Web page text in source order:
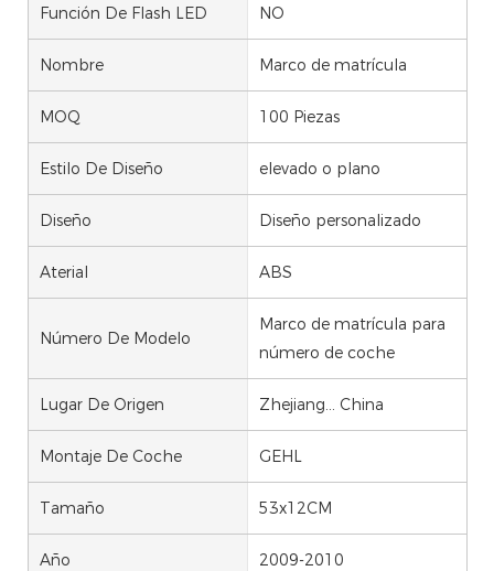
Función De Flash LED NO
Nombre Marco de matrícula
MOQ 100 Piezas
Estilo De Diseño elevado o plano
Diseño Diseño personalizado
Aterial ABS
Número De Modelo
Marco de matrícula para
número de coche
Lugar De Origen Zhejiang... China
Montaje De Coche GEHL
Tamaño 53x12CM
Año 2009-2010